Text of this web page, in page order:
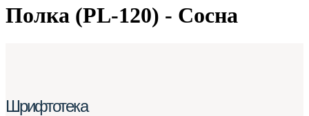
Полка (PL-120) - Сосна
Шрифтотека